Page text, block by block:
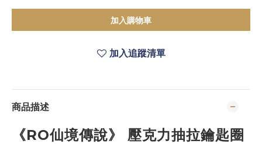
加入購物車
加入追蹤清單
商品描述
《RO仙境傳說》 壓克力抽拉鑰匙圈